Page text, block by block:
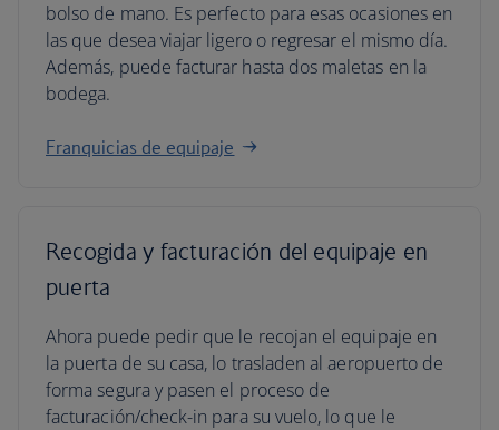
bolso de mano. Es perfecto para esas ocasiones en
las que desea viajar ligero o regresar el mismo día.
Además, puede facturar hasta dos maletas en la
bodega.
Franquicias de equipaje
Recogida y facturación del equipaje en
puerta
Ahora puede pedir que le recojan el equipaje en
la puerta de su casa, lo trasladen al aeropuerto de
forma segura y pasen el proceso de
facturación/check-in para su vuelo, lo que le